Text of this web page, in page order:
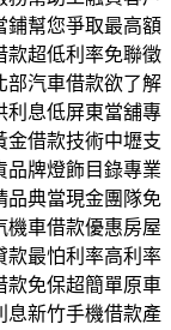
鋪幫您爭取最高額
款超低利率免聯徵
部汽車借款欲了解
利息低屏東當舖專
金借款技術中壢支
品牌燈飾目錄專業
品典當現金團隊免
機車借款優惠房屋
款最怕利率高利率
款免保超簡單原車
息新竹手機借款產